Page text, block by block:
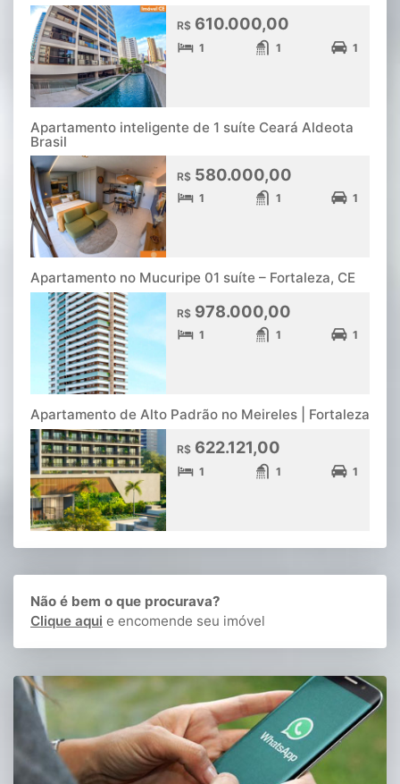
R$ 610.000,00
1 1 1
Apartamento inteligente de 1 suíte Ceará Aldeota
Brasil
R$ 580.000,00
1 1 1
Apartamento no Mucuripe 01 suíte – Fortaleza, CE
R$ 978.000,00
1 1 1
Apartamento de Alto Padrão no Meireles | Fortaleza
R$ 622.121,00
1 1 1
Não é bem o que procurava?
Clique aqui e encomende seu imóvel